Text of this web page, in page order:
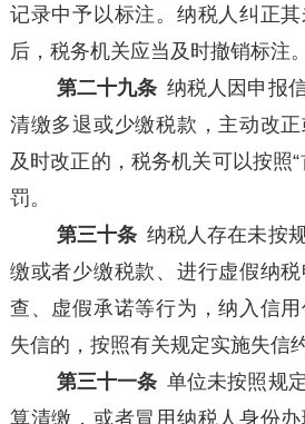
记录中予以标注。纳税人纠正
后，税务机关应当及时撤销标注。
第二十九条 纳税人因申报
清缴多退或少缴税款，主动改
及时改正的，税务机关可以按照
罚。
第三十条 纳税人存在未按
缴或者少缴税款、进行虚假纳
查、虚假承诺等行为，纳入信
失信的，按照有关规定实施失信
第三十一条单位未按照规
算清缴，或者冒用纳税人身份